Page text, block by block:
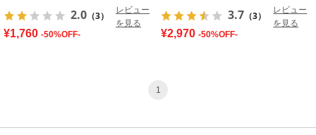
2.0 （3）
レビュー
を見る
¥1,760 -50%OFF-
3.7 （3）
レビュー
を見る
¥2,970 -50%OFF-
1